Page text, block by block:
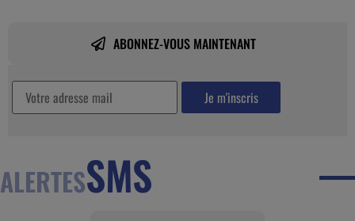
ABONNEZ-VOUS MAINTENANT
ALERTESSMS